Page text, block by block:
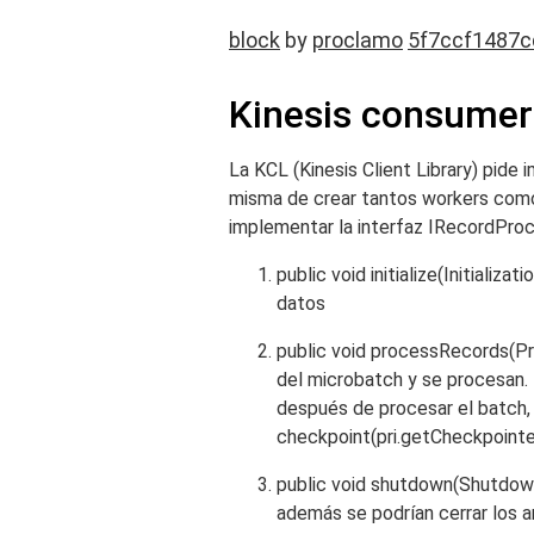
block by proclamo
Kinesis
La KCL (Kinesis Client Library) pide
misma de crear tantos workers
implementar la interfaz
public void
datos
public void
del microbatch y se procesan.
después de procesar el
public void
además se podrían cerrar los